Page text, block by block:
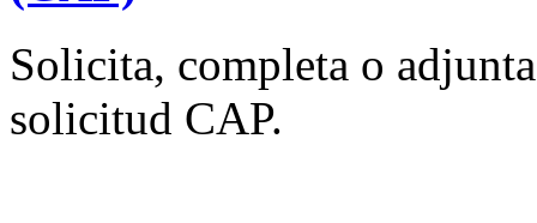
Solicita, completa o
solicitud CAP.